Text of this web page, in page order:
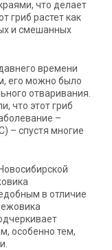
что делает
гриб растет как
и смешанных
времени
его можно было
отваривания.
что этот гриб
–
– спустя многие
в отличие
ежовика
особенно тем,